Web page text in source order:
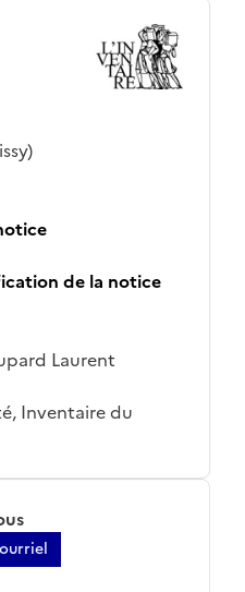
de la notice
Laurent
Inventaire du